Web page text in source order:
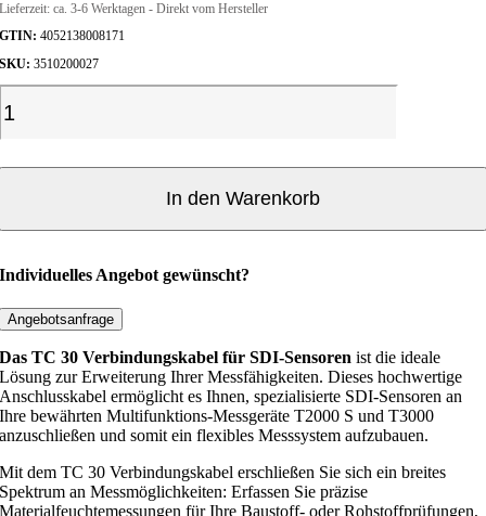
Lieferzeit:ca. 3-6 Werktagen - Direkt vom Hersteller
GTIN: 4052138008171
SKU: 3510200027
In den Warenkorb
Individuelles Angebot gewünscht?
Angebotsanfrage
Das TC 30 Verbindungskabel für SDI-Sensoren ist die ideale
Lösung zur Erweiterung Ihrer Messfähigkeiten. Dieses hochwertige
Anschlusskabel ermöglicht es Ihnen, spezialisierte SDI-Sensoren an
Ihre bewährten Multifunktions-Messgeräte T2000 S und T3000
anzuschließen und somit ein flexibles Messsystem aufzubauen.
Mit dem TC 30 Verbindungskabel erschließen Sie sich ein breites
Spektrum an Messmöglichkeiten: Erfassen Sie präzise
Materialfeuchtemessungen für Ihre Baustoff- oder Rohstoffprüfungen,